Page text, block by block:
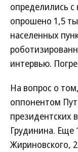
определились
опрошено 1,5
населенных
интервью.
На вопрос о
оппонентом
президентских
Грудинина. Еще
Жириновского,